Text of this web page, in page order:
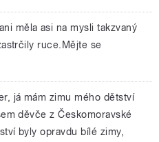
měla asi na mysli takzvaný
ruce.Mějte se
já mám zimu mého dětství
děvče z Českomoravské
byly opravdu bílé zimy,